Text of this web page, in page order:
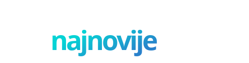
najnovije